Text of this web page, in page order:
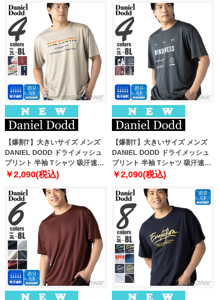
【爆割T】大きいサイズ メンズ
DANIEL DODD ドライメッシュ
プリント 半袖 Tシャツ 吸汗速乾
春夏新作 tjt-2602dry3 【fre】
￥2,090(税込)
【爆割T】大きいサイズ メンズ
DANIEL DODD ドライメッシュ
プリント 半袖 Tシャツ 吸汗速乾
春夏新作 tjt-2602dry4 【fre】
￥2,090(税込)